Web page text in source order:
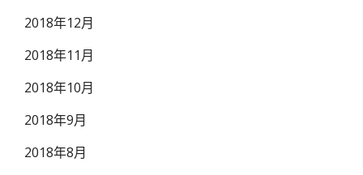
2018年12月
2018年11月
2018年10月
2018年9月
2018年8月